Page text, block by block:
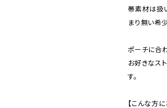
帯素材は扱
まり無い希
ポーチに合
お好きなス
す。
【こんな方